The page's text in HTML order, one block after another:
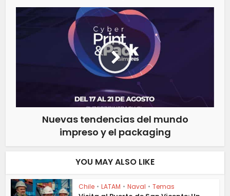
Nuevas tendencias del mundo
impreso y el packaging
YOU MAY ALSO LIKE
Chile • LATAM • Naval • Temas